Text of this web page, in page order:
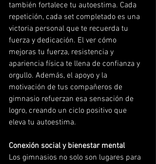
también fortalece tu autoestima. Cada
repetición, cada set completado es una
victoria personal que te recuerda tu
fuerza y ​​dedicación. El ver cómo
mejoras tu fuerza, resistencia y ​​
apariencia física te llena de confianza y
orgullo. Además, el apoyo y la
motivación de tus compañeros de
gimnasio refuerzan esa sensación de
logro, creando un ciclo positivo que
eleva tu autoestima.
Conexión social y bienestar mental
Los gimnasios no solo son lugares para